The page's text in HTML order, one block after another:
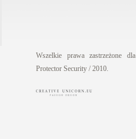
Wszelkie prawa zastrzeżone dla
Protector Security / 2010.